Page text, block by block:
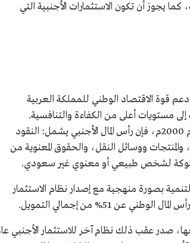
يجوز أن تكون الاستثمارات الأجنبية التي
دعم قوة الاقتصاد الوطني للمملكة العربية
مستويات أعلى من الكفاءة والتنافسية.
وبحسب آخر نظام معمول به في المملكة للاستثمار الأجنبي؛ نظام عام 2000م، فإن رأس المال الأجنبي يشمل: النقود
والمنتجات ووسائل النقل، والحقوق المعنوية من
مملوكة لشخص طبيعي أو معنوي غير سعودي.
بصورة منهجية مع إصدار نظام الاستثمار
صدر عقب ذلك نظام آخر للاستثمار الأجنبي